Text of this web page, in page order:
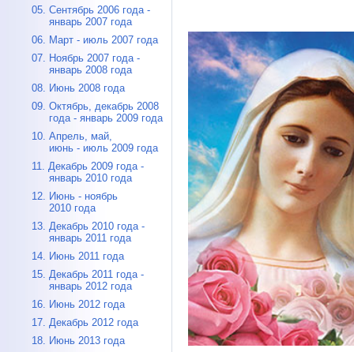
05. Сентябрь 2006 года -
январь 2007 года
06. Март - июль 2007 года
07. Ноябрь 2007 года -
январь 2008 года
08. Июнь 2008 года
09. Октябрь, декабрь 2008
года - январь 2009 года
10. Апрель, май,
июнь - июль 2009 года
11. Декабрь 2009 года -
январь 2010 года
12. Июнь - ноябрь
2010 года
13. Декабрь 2010 года -
январь 2011 года
14. Июнь 2011 года
15. Декабрь 2011 года -
январь 2012 года
16. Июнь 2012 года
17. Декабрь 2012 года
18. Июнь 2013 года